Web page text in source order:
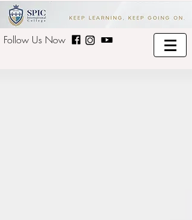
Follow Us Now